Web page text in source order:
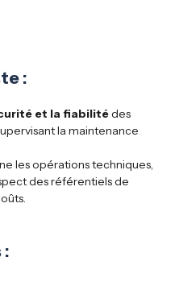
:
et la fiabilitédes
la maintenance
les opérations techniques,
des référentiels de
: